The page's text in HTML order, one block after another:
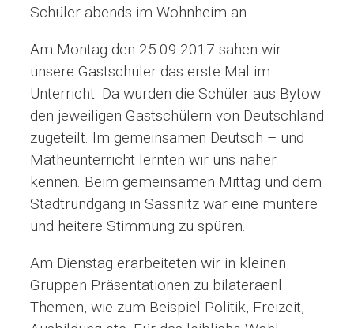
Schüler abends im Wohnheim an.
Am Montag den 25.09.2017 sahen wir
unsere Gastschüler das erste Mal im
Unterricht. Da wurden die Schüler aus Bytow
den jeweiligen Gastschülern von Deutschland
zugeteilt. Im gemeinsamen Deutsch – und
Matheunterricht lernten wir uns näher
kennen. Beim gemeinsamen Mittag und dem
Stadtrundgang in Sassnitz war eine muntere
und heitere Stimmung zu spüren.
Am Dienstag erarbeiteten wir in kleinen
Gruppen Präsentationen zu bilateraenl
Themen, wie zum Beispiel Politik, Freizeit,